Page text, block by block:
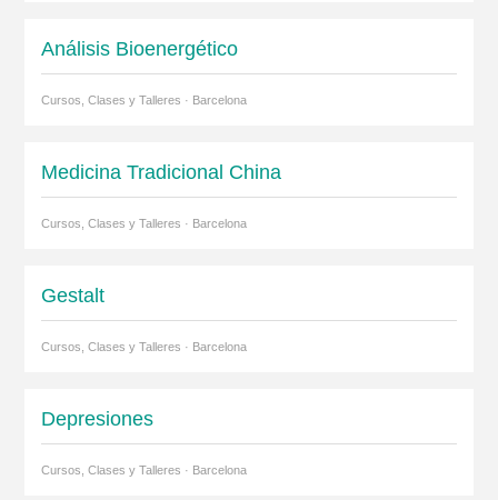
Análisis Bioenergético
Cursos, Clases y Talleres · Barcelona
Medicina Tradicional China
Cursos, Clases y Talleres · Barcelona
Gestalt
Cursos, Clases y Talleres · Barcelona
Depresiones
Cursos, Clases y Talleres · Barcelona